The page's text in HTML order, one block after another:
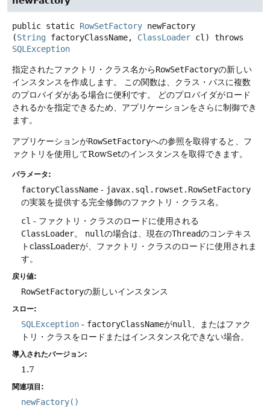
public static RowSetFactory newFactory
(String factoryClassName, ClassLoader cl)
throws
SQLException
指定されたファクトリ・クラス名からRowSetFactoryの新しい
インスタンスを作成します。
この関数は、クラス・パスに複数
のプロバイダがある場合に便利です。
どのプロバイダがロード
されるかを指定できるため、アプリケーションをさらに制御でき
ます。
アプリケーションがRowSetFactoryへの参照を取得すると、フ
ァクトリを使用してRowSetのインスタンスを取得できます。
パラメータ:
factoryClassName - javax.sql.rowset.RowSetFactory
の実装を提供する完全修飾のファクトリ・クラス名。
cl - ファクトリ・クラスのロードに使用される
ClassLoader。 nullの場合は、現在のThreadのコンテキス
トclassLoaderが、ファクトリ・クラスのロードに使用されま
す。
戻り値:
RowSetFactoryの新しいインスタンス
スロー:
SQLException - factoryClassNameがnull
、またはファク
トリ・クラスをロードまたはインスタンス化できない場合。
導入されたバージョン:
1.7
関連項目:
newFactory()